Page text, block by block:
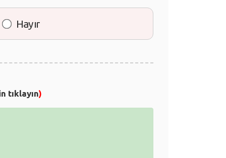
Hayır
tıklayın)